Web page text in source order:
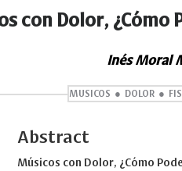
con Dolor, ¿Cómo
Inés Moral
MUSICOS DOLOR
Abstract
Músicos con Dolor, ¿Cómo